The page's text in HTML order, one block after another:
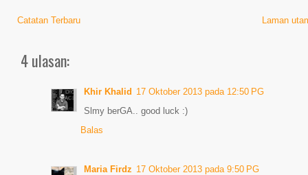
Catatan Terbaru Laman
4 ulasan:
Khir Khalid 17 Oktober 2013 pada 12:50 PG
Slmy berGA.. good luck :)
Balas
Maria Firdz 17 Oktober 2013 pada 9:50 PG